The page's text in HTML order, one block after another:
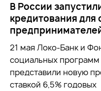
В России
кредитования для
21 мая Локо-Банк и
социальных
представили новую
ставкой 6,5% годовых